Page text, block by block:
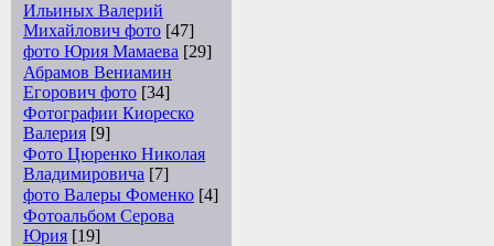
Ильиных Валерий
Михайлович фото [47]
фото Юрия Мамаева [29]
Абрамов Вениамин
Егорович фото [34]
Фотографии Киореско
Валерия [9]
Фото Цюренко Николая
Владимировича [7]
фото Валеры Фоменко [4]
Фотоальбом Серова
Юрия [19]